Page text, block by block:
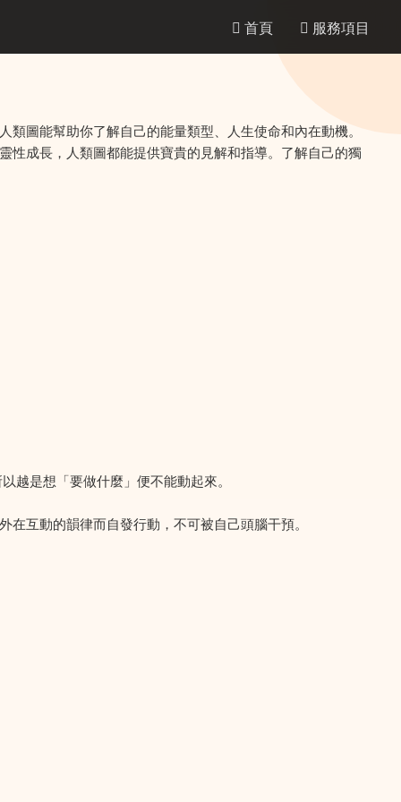
首頁 服務項目
圖能幫助你了解自己的能量類型、人生使命和內在動機。
性成長，人類圖都能提供寶貴的見解和指導。了解自己的獨
越是想「要做什麼」便不能動起來。
互動的韻律而自發行動，不可被自己頭腦干預。